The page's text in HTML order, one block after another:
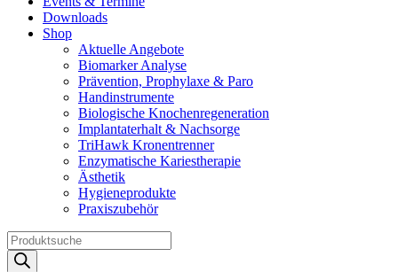
Downloads
Shop
Aktuelle Angebote
Biomarker Analyse
Prävention, Prophylaxe & Paro
Handinstrumente
Biologische Knochenregeneration
Implantaterhalt & Nachsorge
TriHawk Kronentrenner
Enzymatische Kariestherapie
Ästhetik
Hygieneprodukte
Praxiszubehör
Products
search